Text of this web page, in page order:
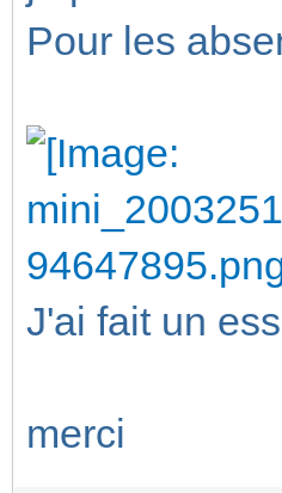
Pour les
J'ai fait un
merci